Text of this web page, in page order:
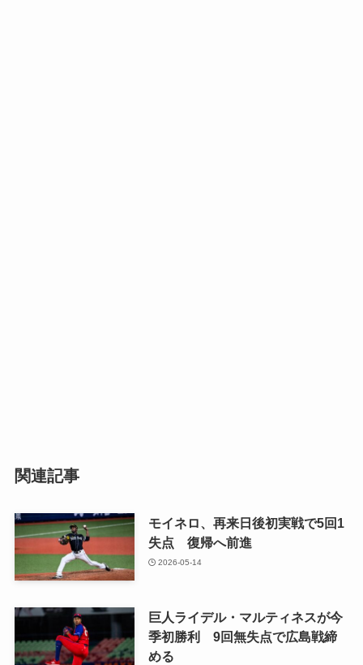
関連記事
モイネロ、再来日後初実戦で5回1
失点 復帰へ前進
2026-05-14
巨人ライデル・マルティネスが今
季初勝利 9回無失点で広島戦締
める